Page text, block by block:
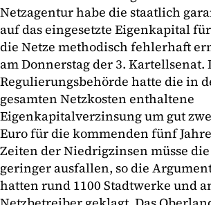
Netzagentur habe die staatlich
auf das eingesetzte Eigenkapital
die Netze methodisch fehlerhaft
am Donnerstag der 3. Kartellsenat.
Regulierungsbehörde hatte die in
gesamten Netzkosten enthaltene
Eigenkapitalverzinsung um gut
Euro für die kommenden fünf
Zeiten der Niedrigzinsen müsse
geringer ausfallen, so die
hatten rund 1100 Stadtwerke und